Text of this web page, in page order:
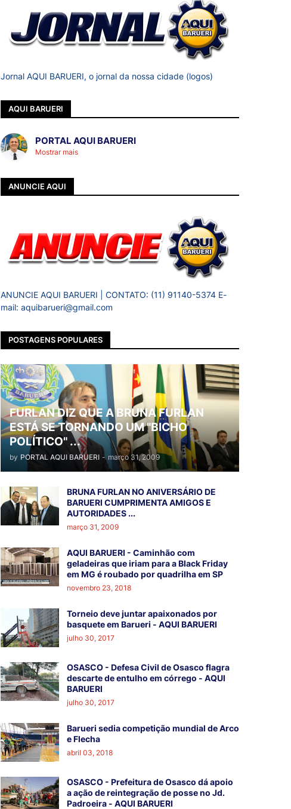
Jornal AQUI BARUERI, o jornal da nossa cidade (logos)
AQUI BARUERI
PORTAL AQUI BARUERI
Mostrar mais
ANUNCIE AQUI
ANUNCIE AQUI BARUERI | CONTATO: (11) 91140-5374 E-
mail: aquibarueri@gmail.com
POSTAGENS POPULARES
FURLAN DIZ QUE A BRUNA FURLAN
ESTÁ SE TORNANDO UM "BICHO
POLÍTICO" ...
by PORTAL AQUI BARUERI - março 31, 2009
BRUNA FURLAN NO ANIVERSÁRIO DE
BARUERI CUMPRIMENTA AMIGOS E
AUTORIDADES ...
março 31, 2009
AQUI BARUERI - Caminhão com
geladeiras que iriam para a Black Friday
em MG é roubado por quadrilha em SP
novembro 23, 2018
Torneio deve juntar apaixonados por
basquete em Barueri - AQUI BARUERI
julho 30, 2017
OSASCO - Defesa Civil de Osasco flagra
descarte de entulho em córrego - AQUI
BARUERI
julho 30, 2017
Barueri sedia competição mundial de Arco
e Flecha
abril 03, 2018
OSASCO - Prefeitura de Osasco dá apoio
a ação de reintegração de posse no Jd.
Padroeira - AQUI BARUERI